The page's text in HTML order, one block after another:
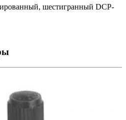
шестигранный DCP-